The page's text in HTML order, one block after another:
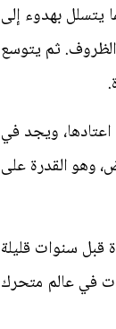
يتسلل بهدوء إلى
الظروف. ثم يتوسع
اعتادها، ويجد في
وهو القدرة على
قبل سنوات قليلة
في عالم متحرك